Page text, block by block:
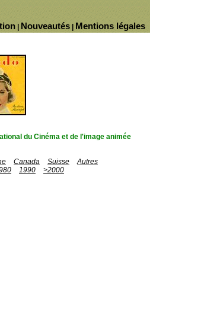
Mentions légales
Nouveautés
du Cinéma et de l'image animée
Canada Suisse
Autres
1990
>2000